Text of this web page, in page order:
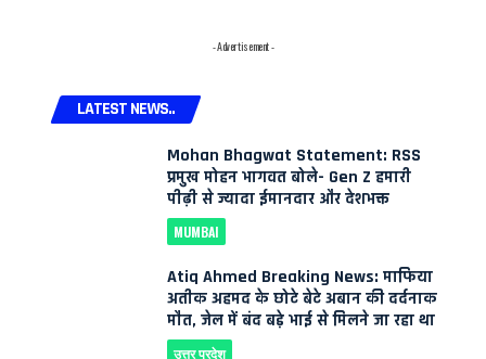
- Advertisement -
LATEST NEWS..
Mohan Bhagwat Statement: RSS
प्रमुख मोहन भागवत बोले- Gen Z हमारी
पीढ़ी से ज्यादा ईमानदार और देशभक्त
MUMBAI
Atiq Ahmed Breaking News: माफिया
अतीक अहमद के छोटे बेटे अबान की दर्दनाक
मौत, जेल में बंद बड़े भाई से मिलने जा रहा था
उत्तर प्रदेश